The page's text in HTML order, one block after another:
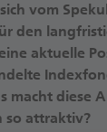
vom
den
aktuelle
macht diese
so attraktiv?